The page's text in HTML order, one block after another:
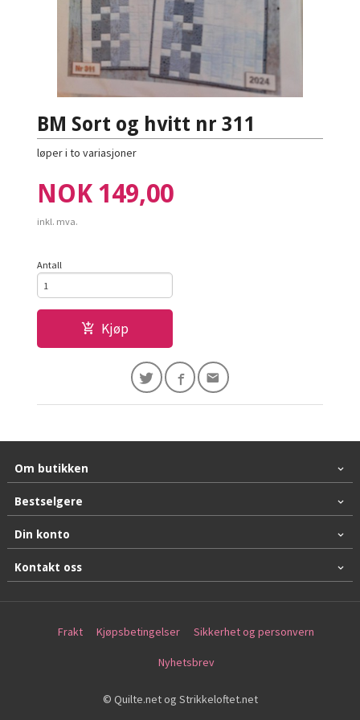
BM Sort og hvitt nr 311
løper i to variasjoner
Pris
NOK 149,00
inkl. mva.
Antall
Kjøp
Om butikken
Bestselgere
Din konto
Kontakt oss
Frakt Kjøpsbetingelser Sikkerhet og personvern
Nyhetsbrev
© Quilte.net og Strikkeloftet.net